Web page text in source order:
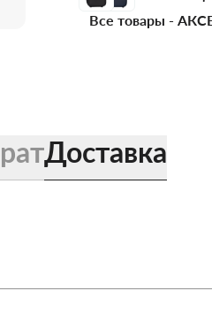
Все товары -
Доставка